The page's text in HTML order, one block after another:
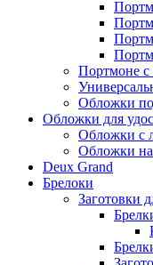
Портмоне с
Обложки
Обложки для
Обложки с
Обложки на
Deux Grand
Брелоки
Заготовки